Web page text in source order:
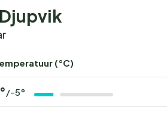
(°C)
/-5°